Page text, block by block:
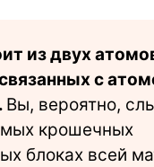
из двух
с
Вы, вероятно,
крошечных
блоках всей